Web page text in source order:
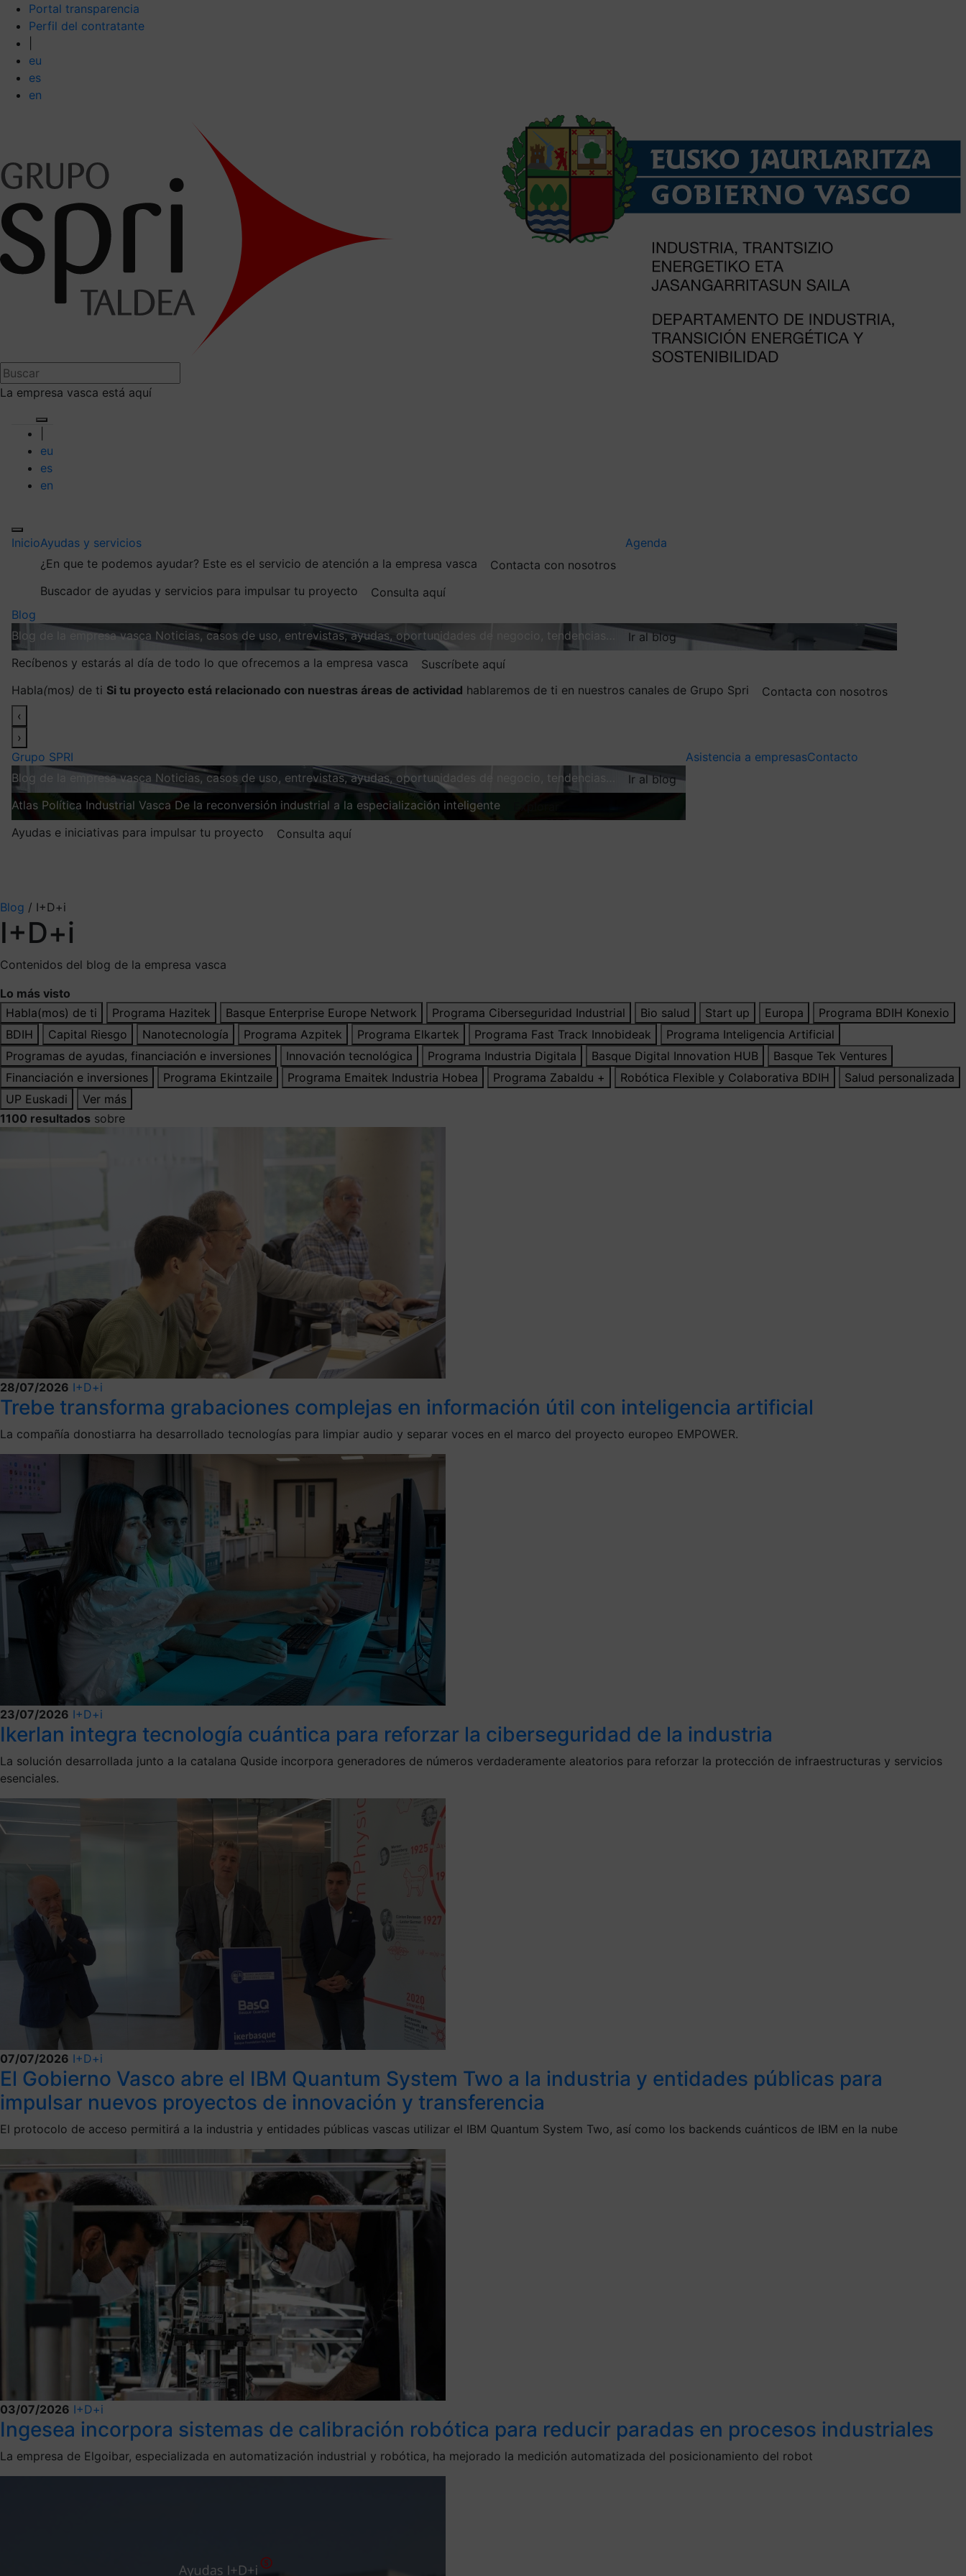
Portal transparencia
Perfil del contratante
eu
es
en
La empresa vasca está aquí
eu
es
en
InicioAyudas y servicios
¿En que te podemos ayudar? Este es el servicio de atención a la empresa vasca
Contacta con nosotros
Buscador de ayudas y servicios para impulsar tu proyecto
Consulta aquí
Agenda
Blog
Blog de la empresa vasca Noticias, casos de uso, entrevistas, ayudas, oportunidades de negocio, tendencias…
Ir al blog
Recíbenos y estarás al día de todo lo que ofrecemos a la empresa vasca
Suscríbete aquí
Habla(mos) de ti Si tu proyecto está relacionado con nuestras áreas de actividad hablaremos de ti en nuestros canales de Grupo Spri
Contacta con nosotros
‹
›
Grupo SPRI
Blog de la empresa vasca Noticias, casos de uso, entrevistas, ayudas, oportunidades de negocio, tendencias…
Ir al blog
Atlas Política Industrial Vasca De la reconversión industrial a la especialización inteligente
Ayudas e iniciativas para impulsar tu proyecto
Consulta aquí
Asistencia a empresasContacto
Blog / I+D+i
I+D+i
Contenidos del blog de la empresa vasca
Lo más visto
Habla(mos) de ti
Programa Hazitek Basque Enterprise Europe Network Programa Ciberseguridad Industrial Bio salud Start up Europa
Programa BDIH Konexio
BDIH
Capital Riesgo Nanotecnología Programa Azpitek Programa Elkartek Programa Fast Track Innobideak
Programa Inteligencia Artificial
Programas de ayudas, financiación e inversiones
Innovación tecnológica Programa Industria Digitala Basque Digital Innovation HUB
Basque Tek Ventures
Financiación e inversiones
Programa Ekintzaile Programa Emaitek Industria Hobea Programa Zabaldu + Robótica Flexible y Colaborativa BDIH
Salud personalizada
UP Euskadi
Ver más
1100 resultados sobre
28/07/2026 I+D+i
Trebe transforma grabaciones complejas en información útil con inteligencia artificial
La compañía donostiarra ha desarrollado tecnologías para limpiar audio y separar voces en el marco del proyecto europeo EMPOWER.
23/07/2026 I+D+i
Ikerlan integra tecnología cuántica para reforzar la ciberseguridad de la industria
La solución desarrollada junto a la catalana Quside incorpora generadores de números verdaderamente aleatorios para reforzar la protección de infraestructuras y servicios
esenciales.
07/07/2026 I+D+i
El Gobierno Vasco abre el IBM Quantum System Two a la industria y entidades públicas para
impulsar nuevos proyectos de innovación y transferencia
El protocolo de acceso permitirá a la industria y entidades públicas vascas utilizar el IBM Quantum System Two, así como los backends cuánticos de IBM en la nube
03/07/2026 I+D+i
Ingesea incorpora sistemas de calibración robótica para reducir paradas en procesos industriales
La empresa de Elgoibar, especializada en automatización industrial y robótica, ha mejorado la medición automatizada del posicionamiento del robot